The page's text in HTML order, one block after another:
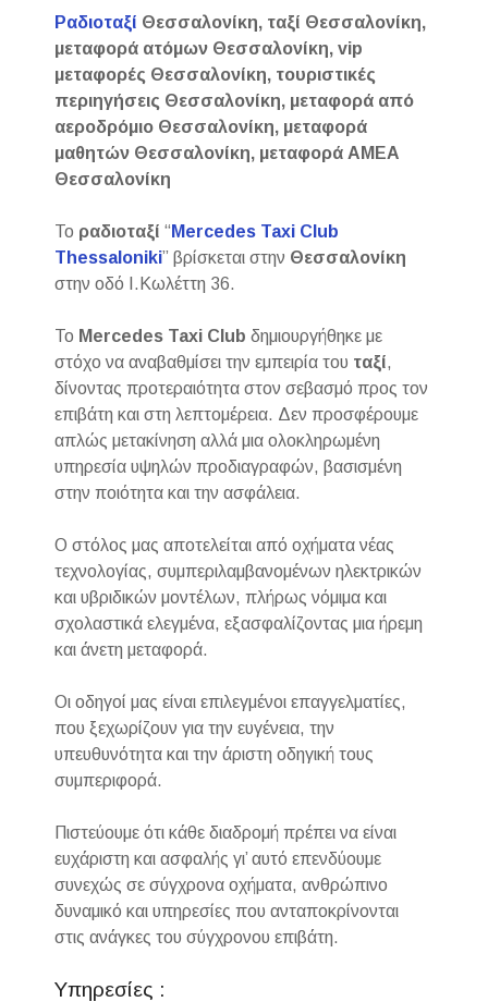
Ραδιοταξί Θεσσαλονίκη, ταξί Θεσσαλονίκη,
μεταφορά ατόμων Θεσσαλονίκη, vip
μεταφορές Θεσσαλονίκη, τουριστικές
περιηγήσεις Θεσσαλονίκη, μεταφορά από
αεροδρόμιο Θεσσαλονίκη, μεταφορά
μαθητών Θεσσαλονίκη, μεταφορά ΑΜΕΑ
Θεσσαλονίκη
Το ραδιοταξί “ Mercedes Taxi Club
Thessaloniki” βρίσκεται στην Θεσσαλονίκη
στην οδό Ι.Κωλέττη 36.
Το Mercedes Taxi Club δημιουργήθηκε με
στόχο να αναβαθμίσει την εμπειρία του ταξί,
δίνοντας προτεραιότητα στον σεβασμό προς τον
επιβάτη και στη λεπτομέρεια. Δεν προσφέρουμε
απλώς μετακίνηση αλλά μια ολοκληρωμένη
υπηρεσία υψηλών προδιαγραφών, βασισμένη
στην ποιότητα και την ασφάλεια.
Ο στόλος μας αποτελείται από οχήματα νέας
τεχνολογίας, συμπεριλαμβανομένων ηλεκτρικών
και υβριδικών μοντέλων, πλήρως νόμιμα και
σχολαστικά ελεγμένα, εξασφαλίζοντας μια ήρεμη
και άνετη μεταφορά.
Οι οδηγοί μας είναι επιλεγμένοι επαγγελματίες,
που ξεχωρίζουν για την ευγένεια, την
υπευθυνότητα και την άριστη οδηγική τους
συμπεριφορά.
Πιστεύουμε ότι κάθε διαδρομή πρέπει να είναι
ευχάριστη και ασφαλής γι’ αυτό επενδύουμε
συνεχώς σε σύγχρονα οχήματα, ανθρώπινο
δυναμικό και υπηρεσίες που ανταποκρίνονται
στις ανάγκες του σύγχρονου επιβάτη.
Υπηρεσίες :